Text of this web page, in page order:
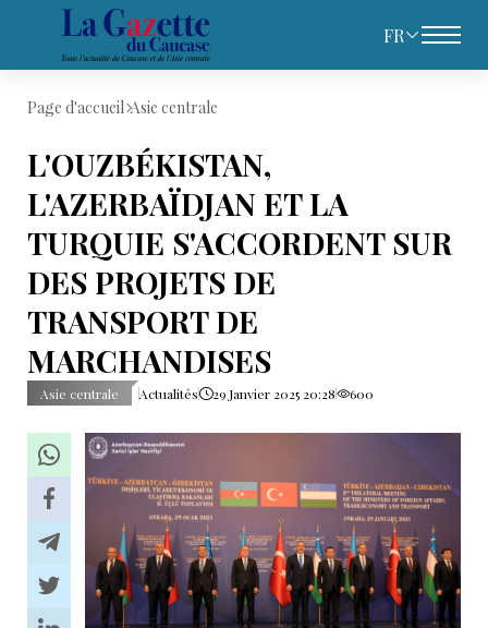
FR
Page d'accueil Asie centrale
L'OUZBÉKISTAN,
L'AZERBAÏDJAN ET LA
TURQUIE S'ACCORDENT SUR
DES PROJETS DE
TRANSPORT DE
MARCHANDISES
Asie centrale Actualités 29 Janvier 2025 20:28 600